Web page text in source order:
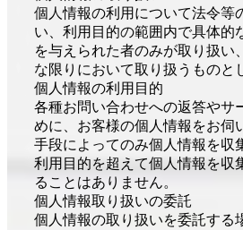
個人情報の利用について法令等
い、利用目的の範囲内で具体的
を与えられた者のみが取り扱い
な限りにおいて取り扱うものと
個人情報の利用目的
各種お問い合わせへの返答やサ
めに、お客様の個人情報をお伺
手段によってのみ個人情報を収
利用目的を超えて個人情報を収
ることはありません。
個人情報取り扱いの委託
個人情報の取り扱いを委託する